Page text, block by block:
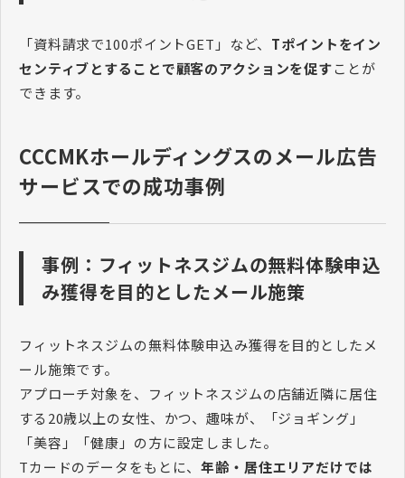
「資料請求で100ポイントGET」など、 Tポイントをイン
センティブとすることで顧客のアクションを促すことが
できます。
CCCMKホールディングスのメール広告
サービスでの成功事例
事例：フィットネスジムの無料体験申込
み獲得を目的としたメール施策
フィットネスジムの無料体験申込み獲得を目的としたメ
ール施策です。
アプローチ対象を、フィットネスジムの店舗近隣に居住
する20歳以上の女性、かつ、趣味が、「ジョギング」
「美容」「健康」の方に設定しました。
Tカードのデータをもとに、年齢・居住エリアだけでは